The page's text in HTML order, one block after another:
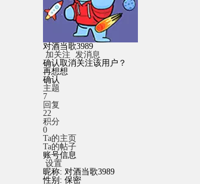
对酒当歌3989
加关注 发消息
确认取消关注该用户？
再想想
确认
主题
7
回复
22
积分
0
Ta的主页
Ta的帖子
账号信息
设置
昵称: 对酒当歌3989
性别: 保密